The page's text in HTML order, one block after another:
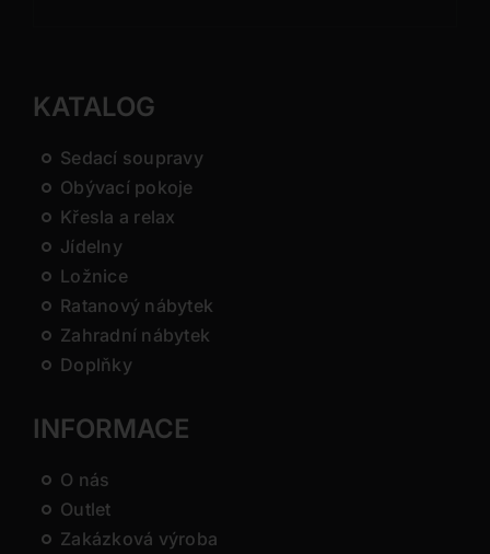
KATALOG
Sedací soupravy
Obývací pokoje
Křesla a relax
Jídelny
Ložnice
Ratanový nábytek
Zahradní nábytek
Doplňky
INFORMACE
O nás
Outlet
Zakázková výroba